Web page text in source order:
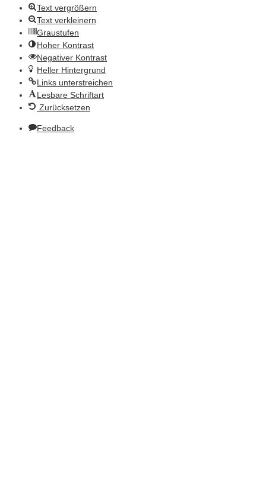
Text vergrößern
Text verkleinern
Graustufen
Hoher Kontrast
Negativer Kontrast
Heller Hintergrund
Links unterstreichen
Lesbare Schriftart
Zurücksetzen
Feedback